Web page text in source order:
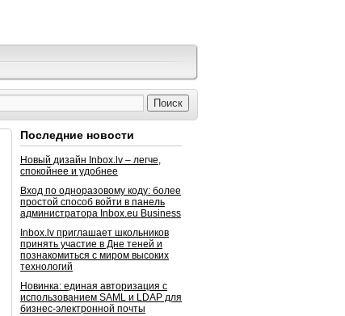
Последние новости
Новый дизайн Inbox.lv – легче,
спокойнее и удобнее
Вход по одноразовому коду: более
простой способ войти в панель
администратора Inbox.eu Business
Inbox.lv приглашает школьников
принять участие в Дне теней и
познакомиться с миром высоких
технологий
Новинка: единая авторизация с
использованием SAML и LDAP для
бизнес-электронной почты